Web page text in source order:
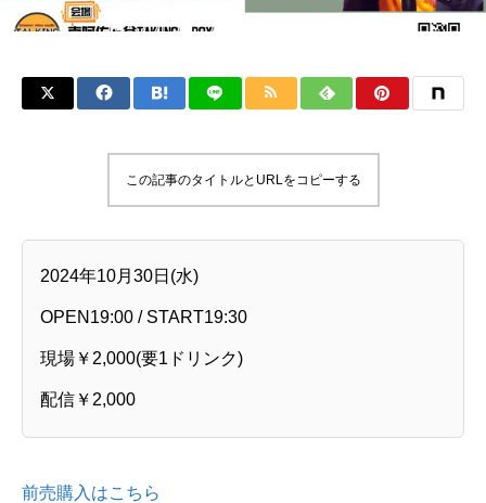
この記事のタイトルとURLをコピーする
2024年10月30日(水)
OPEN19:00 / START19:30
現場￥2,000(要1ドリンク)
配信￥2,000
前売購入はこちら